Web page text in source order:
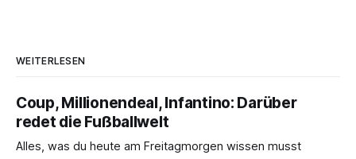
WEITERLESEN
Coup, Millionendeal, Infantino: Darüber
redet die Fußballwelt
Alles, was du heute am Freitagmorgen wissen musst